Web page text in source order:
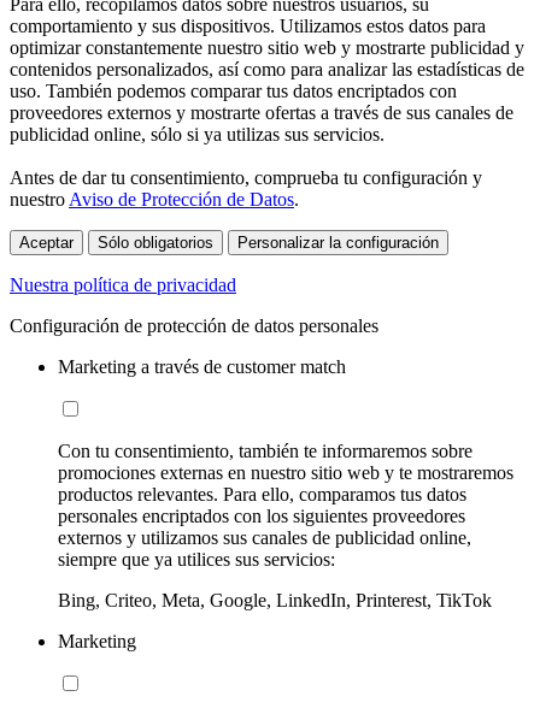
Para ello, recopilamos datos sobre nuestros usuarios, su
comportamiento y sus dispositivos. Utilizamos estos datos para
optimizar constantemente nuestro sitio web y mostrarte publicidad y
contenidos personalizados, así como para analizar las estadísticas de
uso. También podemos comparar tus datos encriptados con
proveedores externos y mostrarte ofertas a través de sus canales de
publicidad online, sólo si ya utilizas sus servicios.
Antes de dar tu consentimiento, comprueba tu configuración y
nuestro Aviso de Protección de Datos.
Aceptar Sólo obligatorios Personalizar la configuración
Nuestra política de privacidad
Configuración de protección de datos personales
Marketing a través de customer match
Con tu consentimiento, también te informaremos sobre
promociones externas en nuestro sitio web y te mostraremos
productos relevantes. Para ello, comparamos tus datos
personales encriptados con los siguientes proveedores
externos y utilizamos sus canales de publicidad online,
siempre que ya utilices sus servicios:
Bing, Criteo, Meta, Google, LinkedIn, Printerest, TikTok
Marketing